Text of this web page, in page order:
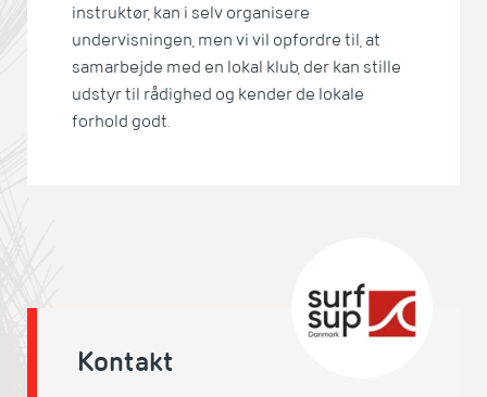
instruktør, kan i selv organisere
undervisningen, men vi vil opfordre til, at
samarbejde med en lokal klub, der kan stille
udstyr til rådighed og kender de lokale
forhold godt.
Kontakt